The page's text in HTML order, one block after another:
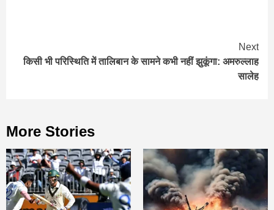
Reading
Next
किसी भी परिस्थिति में तालिबान के सामने कभी नहीं झुकूंगा: अमरुल्लाह
सालेह
More Stories